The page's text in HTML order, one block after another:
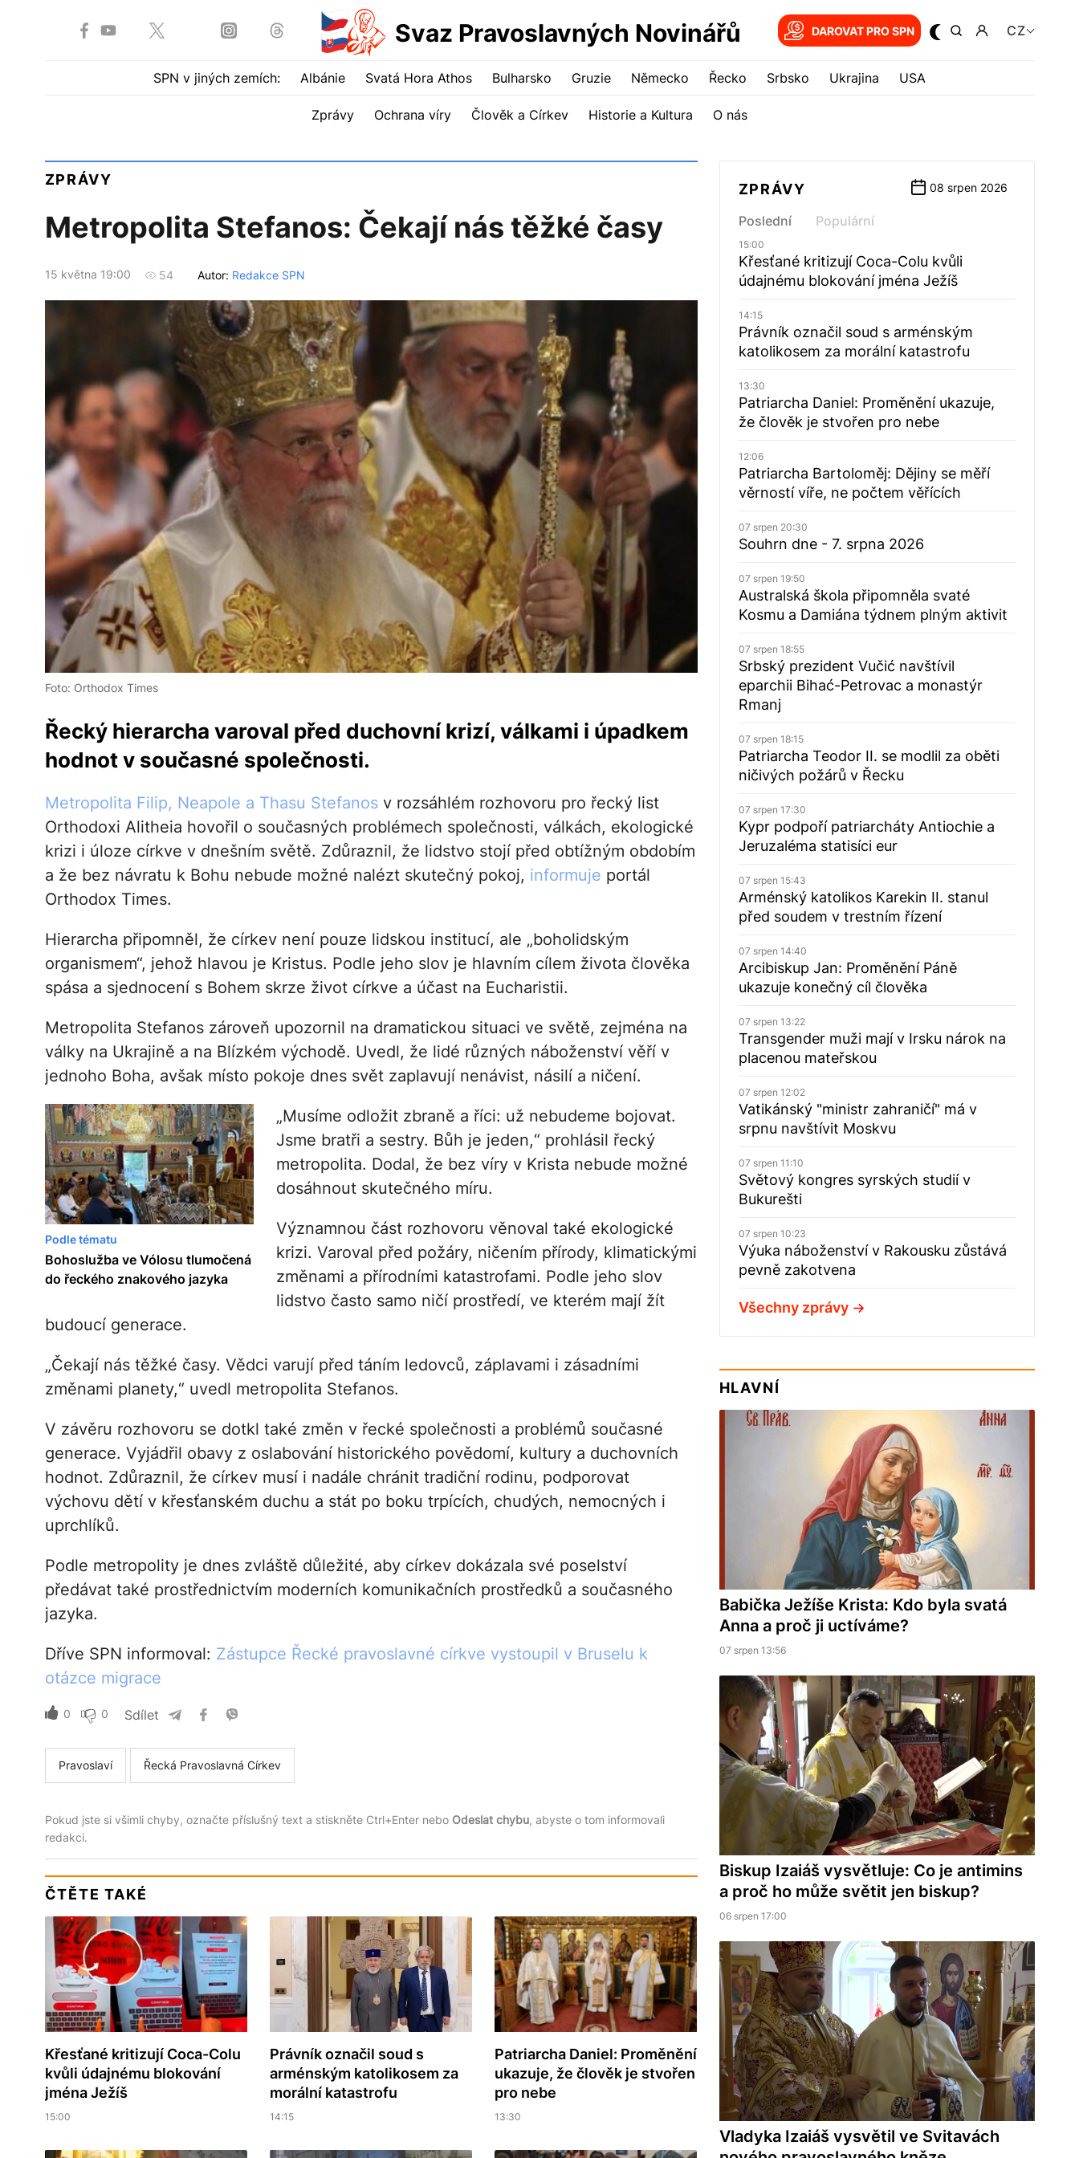
Svaz Pravoslavných Novinářů DAROVAT PRO SPN CZ
SPN v jiných zemích: Albánie Svatá Hora Athos Bulharsko Gruzie Německo Řecko Srbsko Ukrajina USA
Zprávy Ochrana víry Člověk a Církev Historie a Kultura O nás
ZPRÁVY
Metropolita Stefanos: Čekají nás těžké časy
15 května 19:00 54 Autor: Redakce SPN
Foto: Orthodox Times
Řecký hierarcha varoval před duchovní krizí, válkami i úpadkem
hodnot v současné společnosti.
Metropolita Filip, Neapole a Thasu Stefanosv rozsáhlém rozhovoru pro řecký list
Orthodoxi Alitheia hovořil o současných problémech společnosti, válkách, ekologické
krizi i úloze církve v dnešním světě. Zdůraznil, že lidstvo stojí před obtížným obdobím
a že bez návratu k Bohu nebude možné nalézt skutečný pokoj, informuje portál
Orthodox Times.
Hierarcha připomněl, že církev není pouze lidskou institucí, ale „boholidským
organismem“, jehož hlavou je Kristus. Podle jeho slov je hlavním cílem života člověka
spása a sjednocení s Bohem skrze život církve a účast na Eucharistii.
Metropolita Stefanos zároveň upozornil na dramatickou situaci ve světě, zejména na
války na Ukrajině a na Blízkém východě. Uvedl, že lidé různých náboženství věří v
jednoho Boha, avšak místo pokoje dnes svět zaplavují nenávist, násilí a ničení.
Podle tématu
Bohoslužba ve Vólosu tlumočená
do řeckého znakového jazyka
„Musíme odložit zbraně a říci: už nebudeme bojovat.
Jsme bratři a sestry. Bůh je jeden,“ prohlásil řecký
metropolita. Dodal, že bez víry v Krista nebude možné
dosáhnout skutečného míru.
Významnou část rozhovoru věnoval také ekologické
krizi. Varoval před požáry, ničením přírody, klimatickými
změnami a přírodními katastrofami. Podle jeho slov
lidstvo často samo ničí prostředí, ve kterém mají žít
budoucí generace.
„Čekají nás těžké časy. Vědci varují před táním ledovců, záplavami i zásadními
změnami planety,“ uvedl metropolita Stefanos.
V závěru rozhovoru se dotkl také změn v řecké společnosti a problémů současné
generace. Vyjádřil obavy z oslabování historického povědomí, kultury a duchovních
hodnot. Zdůraznil, že církev musí i nadále chránit tradiční rodinu, podporovat
výchovu dětí v křesťanském duchu a stát po boku trpících, chudých, nemocných i
uprchlíků.
Podle metropolity je dnes zvláště důležité, aby církev dokázala své poselství
předávat také prostřednictvím moderních komunikačních prostředků a současného
jazyka.
Dříve SPN informoval: Zástupce Řecké pravoslavné církve vystoupil v Bruselu k
otázce migrace
0 0 Sdílet
Pravoslaví Řecká Pravoslavná Církev
Pokud jste si všimli chyby, označte příslušný text a stiskněte Ctrl+Enter nebo Odeslat chybu, abyste o tom informovali
redakci.
ČTĚTE TAKÉ
Křesťané kritizují Coca-Colu
kvůli údajnému blokování
jména Ježíš
15:00
Právník označil soud s
arménským katolikosem za
morální katastrofu
14:15
Patriarcha Daniel: Proměnění
ukazuje, že člověk je stvořen
pro nebe
13:30
ZPRÁVY 08 srpen 2026
Poslední Populární
15:00
Křesťané kritizují Coca-Colu kvůli
údajnému blokování jména Ježíš
14:15
Právník označil soud s arménským
katolikosem za morální katastrofu
13:30
Patriarcha Daniel: Proměnění ukazuje,
že člověk je stvořen pro nebe
12:06
Patriarcha Bartoloměj: Dějiny se měří
věrností víře, ne počtem věřících
07 srpen 20:30
Souhrn dne - 7. srpna 2026
07 srpen 19:50
Australská škola připomněla svaté
Kosmu a Damiána týdnem plným aktivit
07 srpen 18:55
Srbský prezident Vučić navštívil
eparchii Bihać-Petrovac a monastýr
Rmanj
07 srpen 18:15
Patriarcha Teodor II. se modlil za oběti
ničivých požárů v Řecku
07 srpen 17:30
Kypr podpoří patriarcháty Antiochie a
Jeruzaléma statisíci eur
07 srpen 15:43
Arménský katolikos Karekin II. stanul
před soudem v trestním řízení
07 srpen 14:40
Arcibiskup Jan: Proměnění Páně
ukazuje konečný cíl člověka
07 srpen 13:22
Transgender muži mají v Irsku nárok na
placenou mateřskou
07 srpen 12:02
Vatikánský "ministr zahraničí" má v
srpnu navštívit Moskvu
07 srpen 11:10
Světový kongres syrských studií v
Bukurešti
07 srpen 10:23
Výuka náboženství v Rakousku zůstává
pevně zakotvena
Všechny zprávy
HLAVNÍ
Babička Ježíše Krista: Kdo byla svatá
Anna a proč ji uctíváme?
07 srpen 13:56
Biskup Izaiáš vysvětluje: Co je antimins
a proč ho může světit jen biskup?
06 srpen 17:00
Vladyka Izaiáš vysvětil ve Svitavách